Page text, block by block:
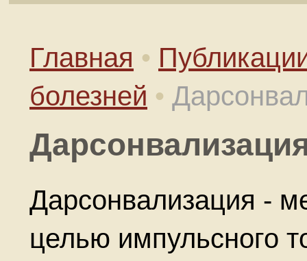
Главная •
болезней •
Дарсонвализация -
целью импульсного